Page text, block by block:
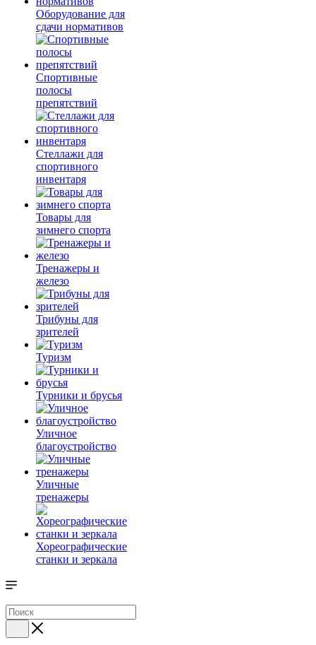
Оборудование для
сдачи нормативов
Спортивные
полосы
препятствий
Стеллажи для
спортивного
инвентаря
Товары для
зимнего спорта
Тренажеры и
железо
Трибуны для
зрителей
Туризм
Турники и брусья
Уличное
благоустройство
Уличные
тренажеры
Хореографические
станки и зеркала